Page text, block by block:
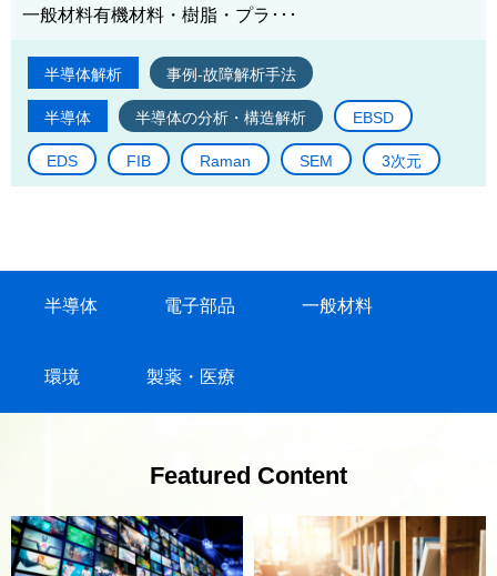
一般材料有機材料・樹脂・プラ･･･
半導体解析 事例-故障解析手法
半導体 半導体の分析・構造解析 EBSD
EDS FIB Raman SEM 3次元
半導体 電子部品 一般材料
環境 製薬・医療
Featured Content